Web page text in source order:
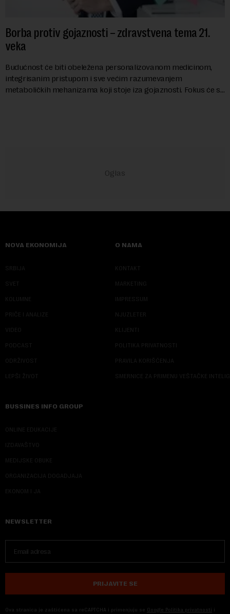
Borba protiv gojaznosti – zdravstvena tema 21.
veka
Budućnost će biti obeležena personalizovanom medicinom,
integrisanim pristupom i sve većim razumevanjem
metaboličkih mehanizama koji stoje iza gojaznosti. Fokus će se
NOVA EKONOMIJA
SRBIJA
SVET
KOLUMNE
PRIČE I ANALIZE
VIDEO
PODCAST
ODRŽIVOST
LEPŠI ŽIVOT
O NAMA
KONTAKT
MARKETING
IMPRESSUM
NJUZLETER
KLIJENTI
POLITIKA PRIVATNOSTI
PRAVILA KORIŠĆENJA
SMERNICE ZA PRIMENU VEŠTAČKE
BUSSINES INFO GROUP
ONLINE EDUKACIJE
IZDAVAŠTVO
MEDIJSKE OBUKE
ORGANIZACIJA DOGADJAJA
EKONOM I JA
NEWSLETTER
PRIJAVITE SE
Ova stranica je zaštićena sa reCAPTCHA i primenjuju se Google Politika privatnosti i